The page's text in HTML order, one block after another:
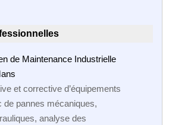
de Maintenance Industrielle
et corrective d’équipements
de pannes mécaniques,
analyse des